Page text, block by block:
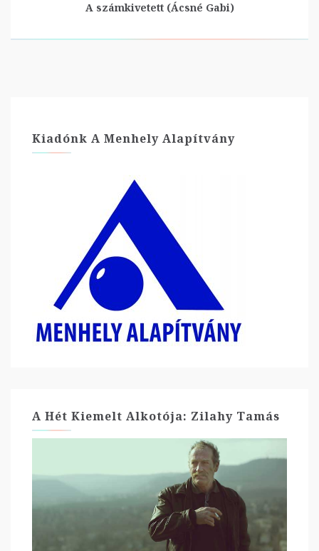
A számkivetett (Ácsné Gabi)
Kiadónk A Menhely Alapítvány
A Hét Kiemelt Alkotója: Zilahy Tamás